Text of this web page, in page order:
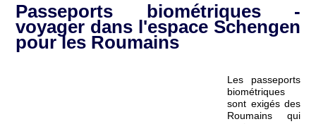
Passeports biométriques -
voyager dans l'espace Schengen
pour les Roumains
Les passeports
biométriques
sont exigés des
Roumains qui